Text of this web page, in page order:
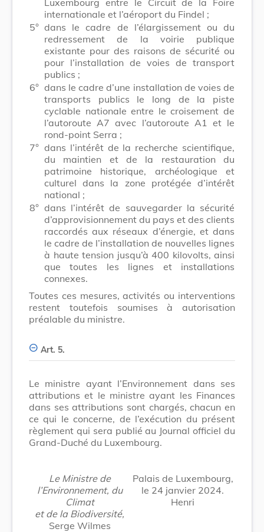
internationale et l’aéroport du Findel ;
5° dans le cadre de l’élargissement ou du
redressement de la voirie publique
existante pour des raisons de sécurité ou
pour l’installation de voies de transport
publics ;
6° dans le cadre d’une installation de voies de
transports publics le long de la piste
cyclable nationale entre le croisement de
l’autoroute A7 avec l’autoroute A1 et le
rond-point Serra ;
7° dans l’intérêt de la recherche scientifique,
du maintien et de la restauration du
patrimoine historique, archéologique et
culturel dans la zone protégée d’intérêt
national ;
8° dans l’intérêt de sauvegarder la sécurité
d’approvisionnement du pays et des clients
raccordés aux réseaux d’énergie, et dans
le cadre de l’installation de nouvelles lignes
à haute tension jusqu’à 400 kilovolts, ainsi
que toutes les lignes et installations
connexes.
Toutes ces mesures, activités ou interventions
restent toutefois soumises à autorisation
préalable du ministre.
Art. 5.
Le ministre ayant l’Environnement dans ses
attributions et le ministre ayant les Finances
dans ses attributions sont chargés, chacun en
ce qui le concerne, de l’exécution du présent
règlement qui sera publié au Journal officiel du
Grand-Duché du Luxembourg.
Le Ministre de
l’Environnement, du
Climat
et de la Biodiversité,
Serge Wilmes
Palais de Luxembourg,
le 24 janvier 2024.
Henri